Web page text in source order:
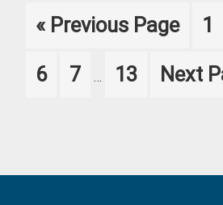
« Go
Previous Page 1
Page
6 Page
7
pages
… Page
13
Go
Next